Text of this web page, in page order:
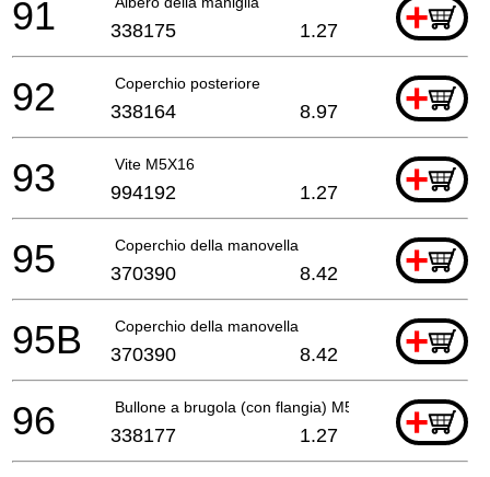
+
91 338175 1.27
Coperchio posteriore +
92 338164 8.97
Vite M5X16 +
93 994192 1.27
Coperchio della manovella +
95 370390 8.42
Coperchio della manovella +
95B 370390 8.42
Bullone a brugola (con flangia) M5x18 +
96 338177 1.27